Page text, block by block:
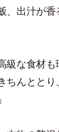
、出汁が
級な食材
ちんとと